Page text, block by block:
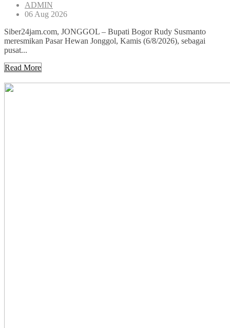
ADMIN
06 Aug 2026
Siber24jam.com, JONGGOL – Bupati Bogor Rudy Susmanto
meresmikan Pasar Hewan Jonggol, Kamis (6/8/2026), sebagai
pusat...
Read More